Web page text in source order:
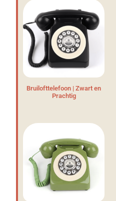
Bruilofttelefoon | Zwart en
Prachtig